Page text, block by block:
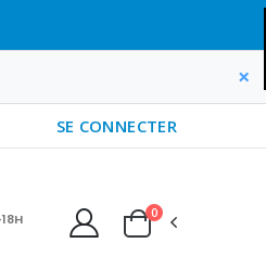
×
SE CONNECTER
0